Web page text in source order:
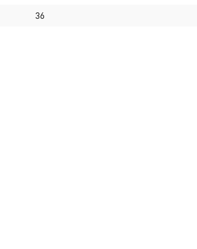
36